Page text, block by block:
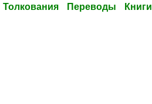
Толкования Переводы Книги